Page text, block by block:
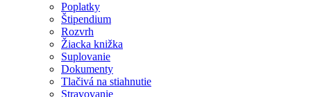
Poplatky
Štipendium
Rozvrh
Žiacka knižka
Suplovanie
Dokumenty
Tlačivá na stiahnutie
Stravovanie